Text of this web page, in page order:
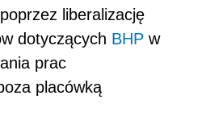
liberalizację
dotyczących BHP w
prac
placówką